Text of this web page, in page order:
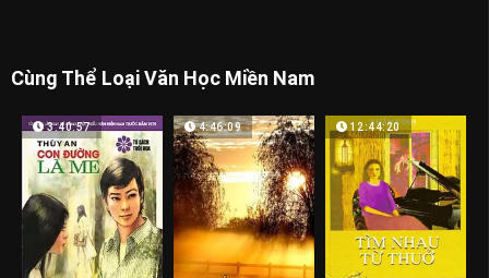
Cùng Thể Loại Văn Học Miền Nam
3:40:57 4:46:09 12:44:20